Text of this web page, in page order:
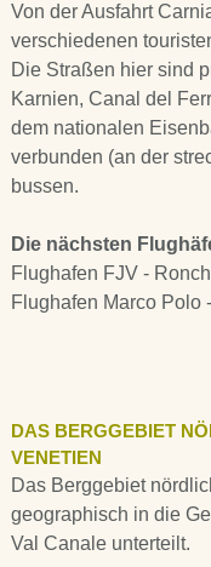
Von der Ausfahrt
verschiedenen
Die Straßen hier sind
Karnien, Canal del
dem nationalen
verbunden (an der
bussen.
Die nächsten
Flughafen FJV -
Flughafen Marco Polo
DAS BERGGEBIET
VENETIEN
Das Berggebiet
geographisch in die
Val Canale unterteilt.